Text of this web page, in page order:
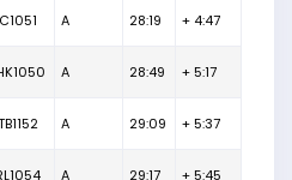
A 28:19 + 4:47
A 28:49 + 5:17
A 29:09 + 5:37
A 29:17 + 5:45